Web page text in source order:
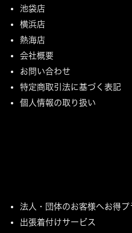
池袋店
横浜店
熱海店
会社概要
お問い合わせ
特定商取引法に基づく表記
個人情報の取り扱い
法人・団体のお客様へお得プ
出張着付けサービス